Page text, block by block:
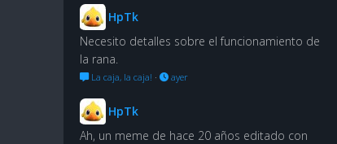
HpTk
Necesito detalles sobre el funcionamiento de
la rana.
La caja, la caja! · ayer
HpTk
Ah, un meme de hace 20 años editado con